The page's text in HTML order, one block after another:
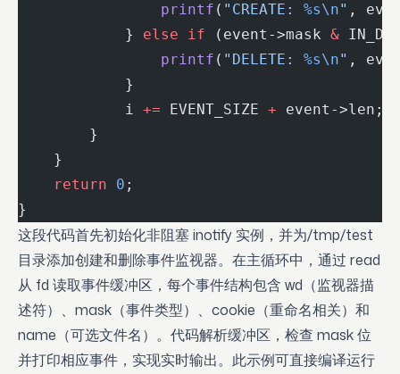
                printf
( "CREATE: %s\n" ,
            }
else if (event->mask &
                printf
( "DELETE: %s\n" ,
            }
            i
+= EVENT_SIZE + event->len;
        }
    }
    return
0 ;
}
这段代码首先初始化非阻塞 inotify 实例，并为/tmp/test
目录添加创建和删除事件监视器。在主循环中，通过 read
从 fd 读取事件缓冲区，每个事件结构包含 wd（监视器描
述符）、mask（事件类型）、cookie（重命名相关）和
name（可选文件名）。代码解析缓冲区，检查 mask 位
并打印相应事件，实现实时输出。此示例可直接编译运行